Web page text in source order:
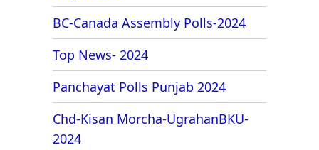
BC-Canada Assembly Polls-2024
Top News- 2024
Panchayat Polls Punjab 2024
Chd-Kisan Morcha-UgrahanBKU-
2024